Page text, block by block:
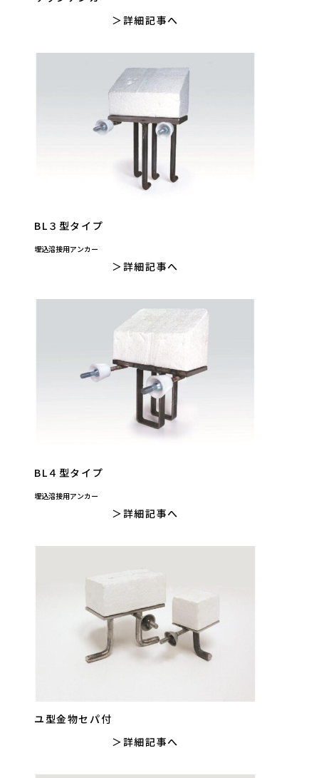
詳細記事へ
BL３型タイプ
埋込溶接用アンカー
詳細記事へ
BL４型タイプ
埋込溶接用アンカー
詳細記事へ
ユ型金物セパ付
詳細記事へ